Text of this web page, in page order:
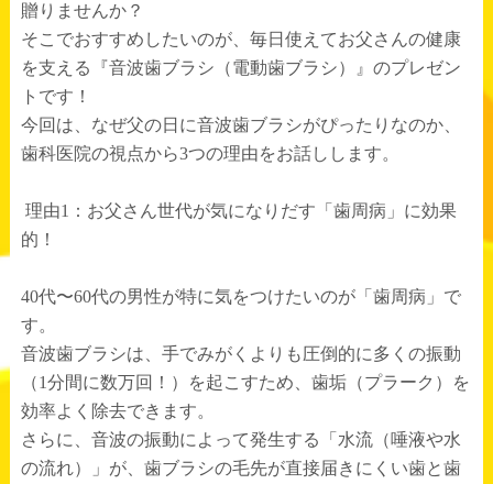
贈りませんか？
そこでおすすめしたいのが、毎日使えてお父さんの健康
を支える『音波歯ブラシ（電動歯ブラシ）』のプレゼン
トです！
今回は、なぜ父の日に音波歯ブラシがぴったりなのか、
歯科医院の視点から3つの理由をお話しします。
理由1 ：お父さん世代が気になりだす「歯周病」に効果
的！
40代〜60代の男性が特に気をつけたいのが「歯周病」で
す。
音波歯ブラシは、手でみがくよりも圧倒的に多くの振動
（1分間に数万回！）を起こすため、歯垢（プラーク）を
効率よく除去できます。
さらに、音波の振動によって発生する「水流（唾液や水
の流れ）」が、歯ブラシの毛先が直接届きにくい歯と歯